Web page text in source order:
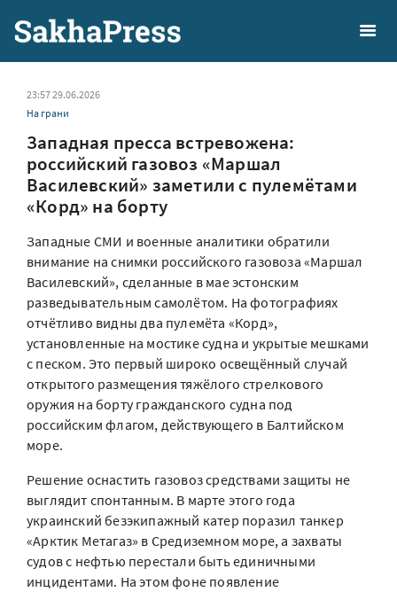
23:57 29.06.2026
На грани
Западная пресса встревожена:
российский газовоз «Маршал
Василевский» заметили с пулемётами
«Корд» на борту
Западные СМИ и военные аналитики обратили
внимание на снимки российского газовоза «Маршал
Василевский», сделанные в мае эстонским
разведывательным самолётом. На фотографиях
отчётливо видны два пулемёта «Корд»,
установленные на мостике судна и укрытые мешками
с песком. Это первый широко освещённый случай
открытого размещения тяжёлого стрелкового
оружия на борту гражданского судна под
российским флагом, действующего в Балтийском
море.
Решение оснастить газовоз средствами защиты не
выглядит спонтанным. В марте этого года
украинский безэкипажный катер поразил танкер
«Арктик Метагаз» в Средиземном море, а захваты
судов с нефтью перестали быть единичными
инцидентами. На этом фоне появление